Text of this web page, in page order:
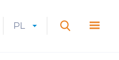
CURRENT
PL
ROZWIŃ
LANGUAGESZUKAJ